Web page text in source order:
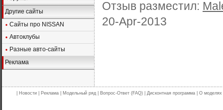
Другие сайты
Сайты про NISSAN
Автоклубы
Разные авто-сайты
Реклама
Отзыв разместил:
20-Apr-2013
Новости Реклама Модельный ряд Вопрос-Ответ (FAQ) Дисконтная программа О моделях